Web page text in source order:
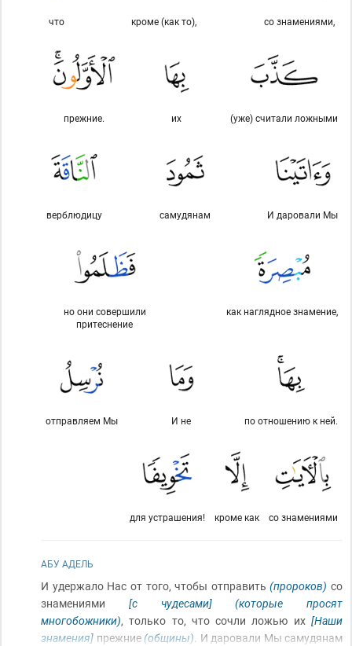
со знамениями,
кроме (как то),
что
(уже) считали ложными
их
прежние.
И даровали Мы
самудянам
верблюдицу
как наглядное знамение,
но они совершили
притеснение
по отношению к ней.
И не
отправляем Мы
со знамениями
кроме как
для устрашения!
АБУ АДЕЛЬ
И удержало Нас от того, чтобы отправить(пророков) со
знамениями [с чудесами]
(которые просят
многобожники), только то, что сочли ложью их [Наши
знамения] прежние (общины). И даровали Мы самудянам